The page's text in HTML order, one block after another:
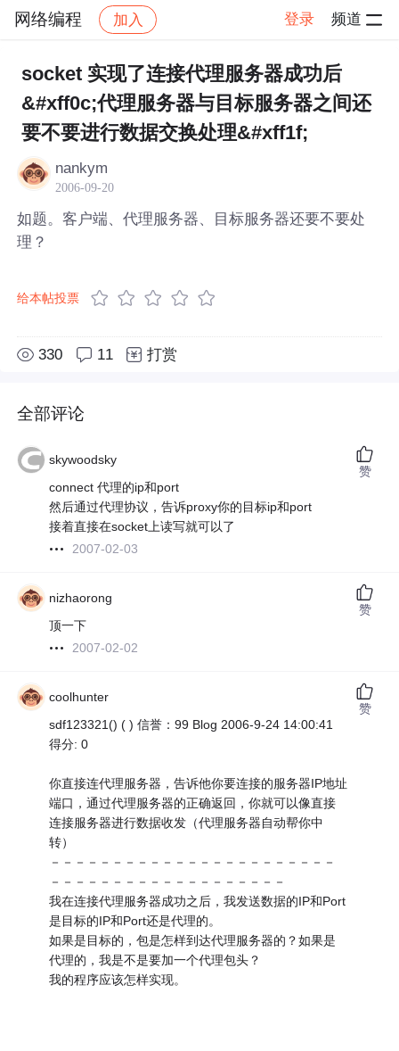
网络编程 加入 登录 频道
网络编程 帖子详情
socket 实现了连接代理服务器成功后
&#xff0c;代理服务器与目标服务器之间还
要不要进行数据交换处理&#xff1f;
nankym
2006-09-20
如题。客户端、代理服务器、目标服务器还要不要处
理？
给本帖投票
330 11 打赏
全部评论
skywoodsky
connect 代理的ip和port
然后通过代理协议，告诉proxy你的目标ip和port
接着直接在socket上读写就可以了
2007-02-03
赞
nizhaorong
顶一下
2007-02-02
赞
coolhunter
sdf123321() ( ) 信誉：99 Blog 2006-9-24 14:00:41
得分: 0
你直接连代理服务器，告诉他你要连接的服务器IP地址
端口，通过代理服务器的正确返回，你就可以像直接
连接服务器进行数据收发（代理服务器自动帮你中
转）
－－－－－－－－－－－－－－－－－－－－－－－
－－－－－－－－－－－－－－－－－－－
我在连接代理服务器成功之后，我发送数据的IP和Port
是目标的IP和Port还是代理的。
如果是目标的，包是怎样到达代理服务器的？如果是
代理的，我是不是要加一个代理包头？
我的程序应该怎样实现。
赞